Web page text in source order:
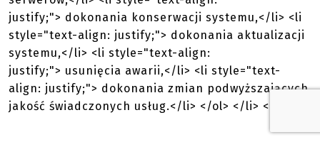
justify;"> dokonania konserwacji systemu,</li> <li
style="text-align: justify;"> dokonania aktualizacji
systemu,</li> <li style="text-align:
justify;"> usunięcia awarii,</li> <li style="text-
align: justify;"> dokonania zmian podwyższających
jakość świadczonych usług.</li> </ol> </li> </ol>